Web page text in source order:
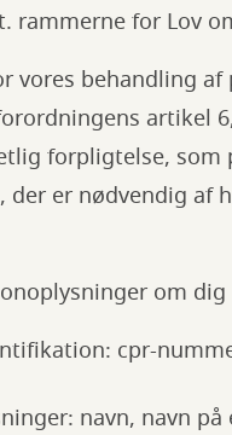
rammerne for Lov
vores behandling
artikel
forpligtelse,
der er nødvendig af
om
cpr-
navn, navn